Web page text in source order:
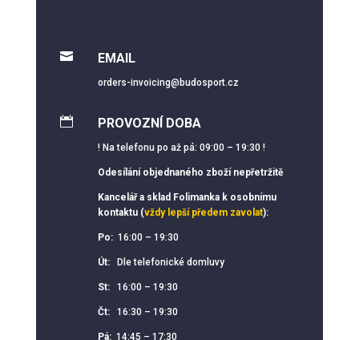
 EMAIL
orders-invoicing@budosport.cz
 PROVOZNÍ DOBA
! Na telefonu po až pá: 09:00 – 19:30 !
Odesílání objednaného zboží nepřetržitě
Kancelář a sklad Folimanka k osobnímu
kontaktu (vždy lepší předem zavolat):
Po: 16:00 – 19:30
Út:Dle telefonické domluvy
St: 16:00 – 19:30
Čt: 16:30 – 19:30
Pá:14:45 – 17:30